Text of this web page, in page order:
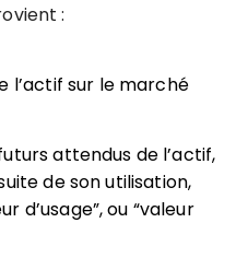
:
l’actif sur le marché
attendus de l’actif,
de son utilisation,
d’usage”, ou “valeur